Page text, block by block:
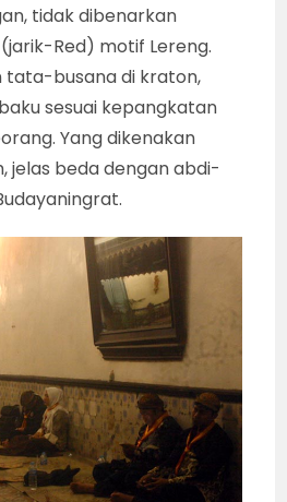
tidak dibenarkan
Red) motif Lereng.
tata-busana di kraton,
sesuai kepangkatan
Yang dikenakan
beda dengan abdi-